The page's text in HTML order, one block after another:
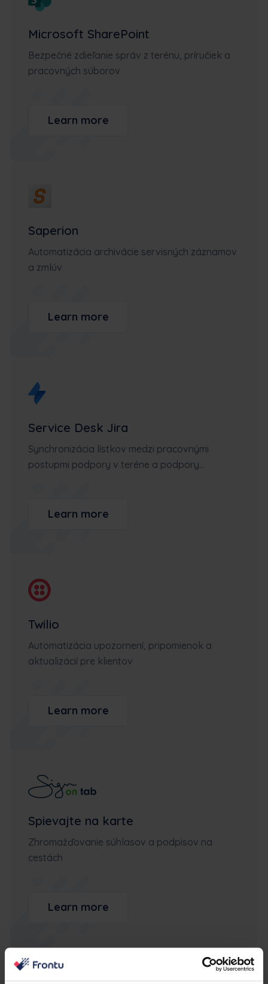
Microsoft SharePoint
Bezpečné zdieľanie správ z terénu, príručiek a
pracovných súborov
Learn more
Saperion
Automatizácia archivácie servisných záznamov
a zmlúv
Learn more
Service Desk Jira
Synchronizácia lístkov medzi pracovnými
postupmi podpory v teréne a podpory...
Learn more
Twilio
Automatizácia upozornení, pripomienok a
aktualizácií pre klientov
Learn more
Spievajte na karte
Zhromažďovanie súhlasov a podpisov na
cestách
Learn more